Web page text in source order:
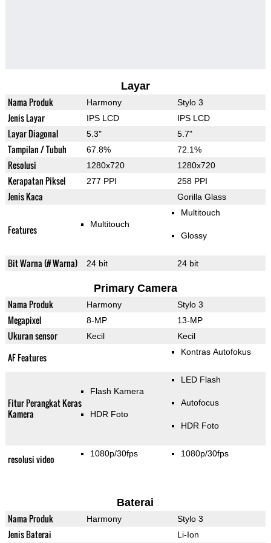
Layar
Nama Produk Harmony Stylo 3
Jenis Layar IPS LCD IPS LCD
Layar Diagonal 5.3" 5.7"
Tampilan / Tubuh 67.8% 72.1%
Resolusi 1280x720 1280x720
Kerapatan Piksel 277 PPI 258 PPI
Jenis Kaca Gorilla Glass
Features Multitouch
Multitouch
Glossy
Bit Warna (# Warna) 24 bit 24 bit
Primary Camera
Nama Produk Harmony Stylo 3
Megapixel 8-MP 13-MP
Ukuran sensor Kecil Kecil
AF Features Kontras Autofokus
Fitur Perangkat Keras
Kamera
Flash Kamera
HDR Foto
LED Flash
Autofocus
HDR Foto
resolusi video 1080p/30fps 1080p/30fps
Baterai
Nama Produk Harmony Stylo 3
Jenis Baterai Li-Ion